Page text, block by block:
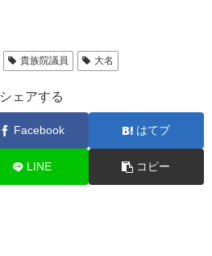
貴族院議員 大名
シェアする
Facebook はてブ
LINE コピー